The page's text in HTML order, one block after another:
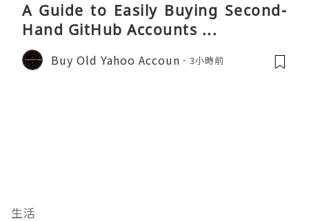
A Guide to Easily Buying Second-
Hand GitHub Accounts ...
Buy Old Yahoo Accoun 3小時前
生活